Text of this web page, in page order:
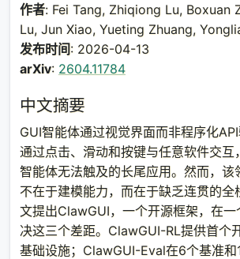
作者: Fei Tang, Zhiqiong Lu, Boxuan
Lu, Jun Xiao, Yueting Zhuang,
发布时间: 2026-04-13
arXiv: 2604.11784
中文摘要
GUI智能体通过视觉界面而非程序化API
通过点击、滑动和按键与任意软件交互
智能体无法触及的长尾应用。然而，该
不在于建模能力，而在于缺乏连贯的全
文提出ClawGUI，一个开源框架，在
决这三个差距。ClawGUI-RL提供首个
基础设施；ClawGUI-Eval在6个基准和